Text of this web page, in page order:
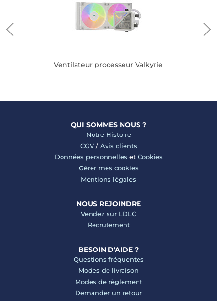
Ventilateur processeur Valkyrie
QUI SOMMES NOUS ?
Notre Histoire
CGV/ Avis clients
Données personnelles et Cookies
Gérer mes cookies
Mentions légales
NOUS REJOINDRE
Vendez sur LDLC
Recrutement
BESOIN D'AIDE ?
Questions fréquentes
Modes de livraison
Modes de règlement
Demander un retour